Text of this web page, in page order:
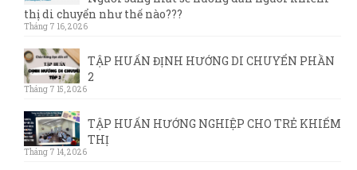
thị di chuyển như thế nào???
Tháng 7 16, 2026
TẬP HUẤN ĐỊNH HƯỚNG DI CHUYỂN PHẦN
2
Tháng 7 15, 2026
TẬP HUẤN HƯỚNG NGHIỆP CHO TRẺ KHIẾM
THỊ
Tháng 7 14, 2026